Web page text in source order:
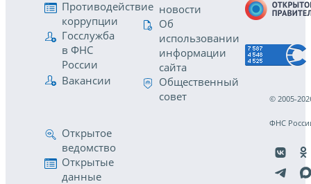
Противодействие
коррупции
Госслужба
в ФНС
России
Вакансии
новости
Об
использовании
информации
сайта
Общественный
совет
Открытое
ведомство
Открытые
данные
© 2005-
ФНС